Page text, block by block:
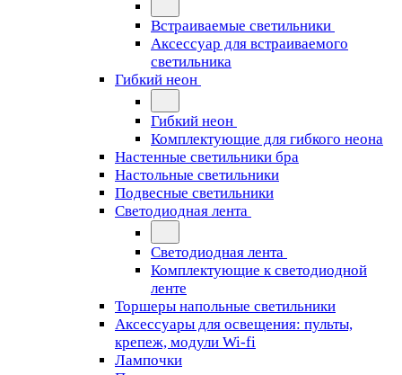
Встраиваемые светильники
Аксессуар для встраиваемого
светильника
Гибкий неон
Гибкий неон
Комплектующие для гибкого неона
Настенные светильники бра
Настольные светильники
Подвесные светильники
Светодиодная лента
Светодиодная лента
Комплектующие к светодиодной
ленте
Торшеры напольные светильники
Аксессуары для освещения: пульты,
крепеж, модули Wi-fi
Лампочки